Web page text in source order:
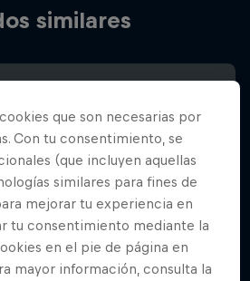
similares
que son necesarias por
Con tu consentimiento, se
(que incluyen aquellas
similares para fines de
mejorar tu experiencia en
tu consentimiento mediante la
en el pie de página en
mayor información, consulta la